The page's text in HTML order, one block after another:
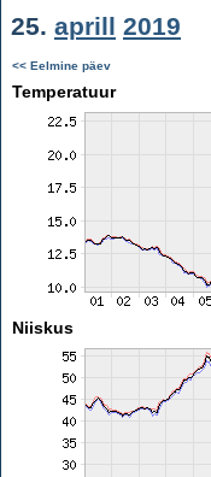
25. aprill 2019
<< Eelmine päev
Temperatuur
Niiskus